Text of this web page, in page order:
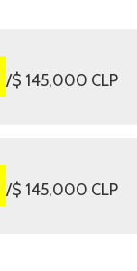
/$ 145,000 CLP
/$ 145,000 CLP